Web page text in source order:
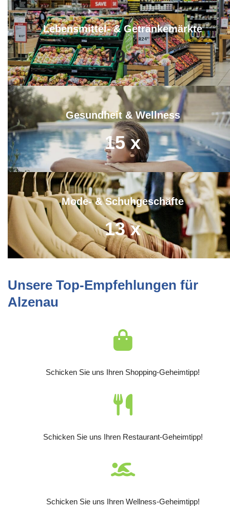
Lebensmittel- & Getränkemärkte
19 x
Gesundheit & Wellness
15 x
Mode- & Schuhgeschäfte
13 x
Unsere Top-Empfehlungen für
Alzenau
Schicken Sie uns Ihren Shopping-Geheimtipp!
Schicken Sie uns Ihren Restaurant-Geheimtipp!
Schicken Sie uns Ihren Wellness-Geheimtipp!